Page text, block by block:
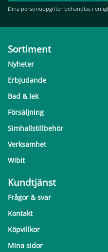
Dina personuppgifter behandlas i
Sortiment
Nyheter
Erbjudande
Bad & lek
Försäljning
Simhallstillbehör
Verksamhet
Wibit
Kundtjänst
Frågor & svar
Kontakt
Köpvillkor
Mina sidor